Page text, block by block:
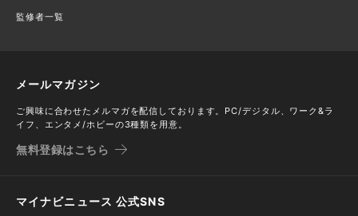
監修者一覧
メールマガジン
ご興味に合わせたメルマガを配信しております。PC/デジタル、ワーク&ラ
イフ、エンタメ/ホビーの3種類を用意。
無料登録はこちら
マイナビニュース 公式SNS